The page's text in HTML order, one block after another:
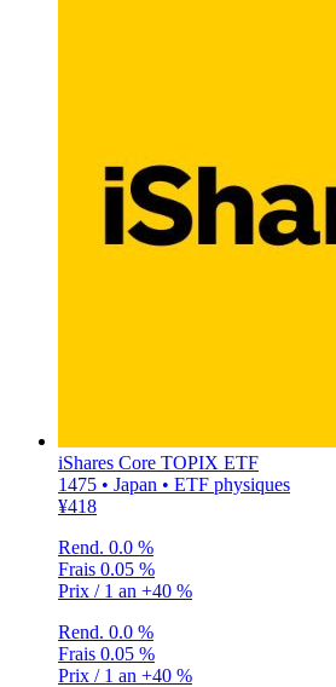
iShares Core TOPIX ETF
1475 • Japan • ETF physiques
¥418
Rend. 0.0 %
Frais 0.05 %
Prix / 1 an +40 %
Rend. 0.0 %
Frais 0.05 %
Prix / 1 an +40 %